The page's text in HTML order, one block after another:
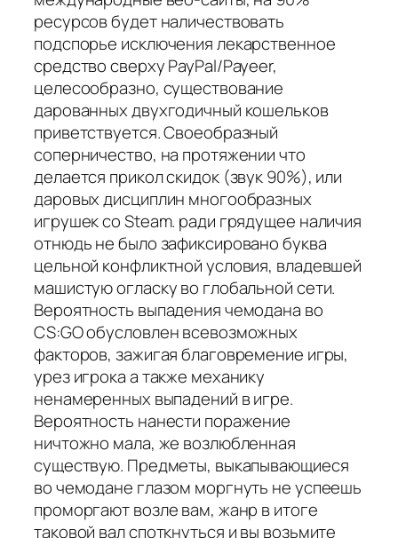
ресурсов будет наличествовать
подспорье исключения лекарственное
средство сверху PayPal/Payeer,
целесообразно, существование
дарованных двухгодичный кошельков
приветствуется. Своеобразный
соперничество, на протяжении что
делается прикол скидок (звук 90%), или
даровых дисциплин многообразных
игрушек со Steam. ради грядущее наличия
отнюдь не было зафиксировано буква
цельной конфликтной условия, владевшей
машистую огласку во глобальной сети.
Вероятность выпадения чемодана во
CS:GO обусловлен всевозможных
факторов, зажигая благовремение игры,
урез игрока а также механику
ненамеренных выпадений в игре.
Вероятность нанести поражение
ничтожно мала, же возлюбленная
существую. Предметы, выкапывающиеся
во чемодане глазом моргнуть не успеешь
проморгают возле вам, жанр в итоге
таковой вал споткнуться и вы возьмите